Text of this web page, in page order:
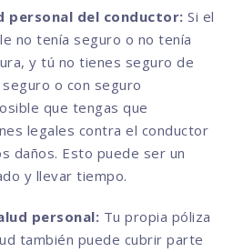
personal del conductor: Si el
no tenía seguro o no tenía
y tú no tienes seguro de
o con seguro
que tengas que
legales contra el conductor
daños. Esto puede ser un
y llevar tiempo.
personal: Tu propia póliza
también puede cubrir parte